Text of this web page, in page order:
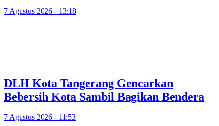
7 Agustus 2026 - 13:18
DLH Kota Tangerang Gencarkan
Bebersih Kota Sambil Bagikan Bendera
7 Agustus 2026 - 11:53